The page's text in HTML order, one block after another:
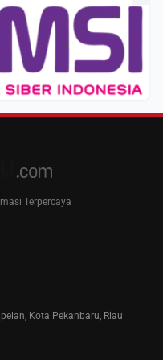
Terpercaya
Kota Pekanbaru, Riau